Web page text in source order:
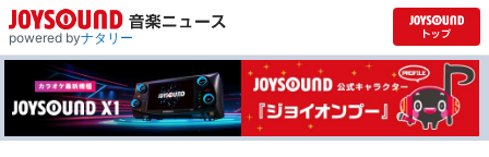
powered byナタリー